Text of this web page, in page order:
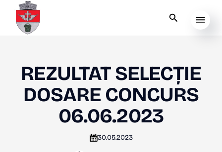
REZULTAT SELECȚIE
DOSARE CONCURS
06.06.2023
30.05.2023